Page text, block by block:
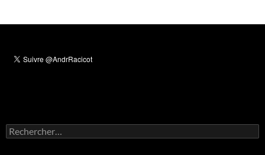
Rechercher :